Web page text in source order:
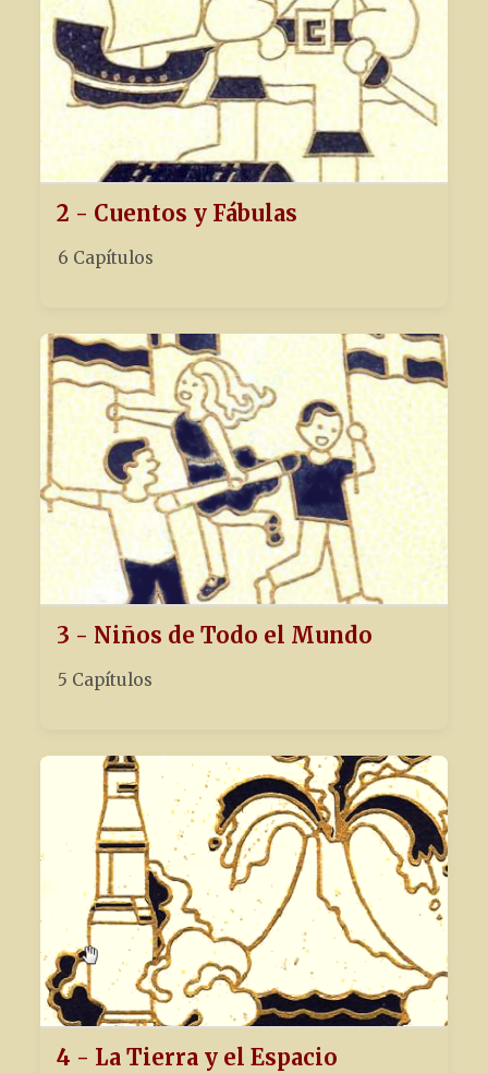
2 - Cuentos y Fábulas
6 Capítulos
3 - Niños de Todo el Mundo
5 Capítulos
4 - La Tierra y el Espacio